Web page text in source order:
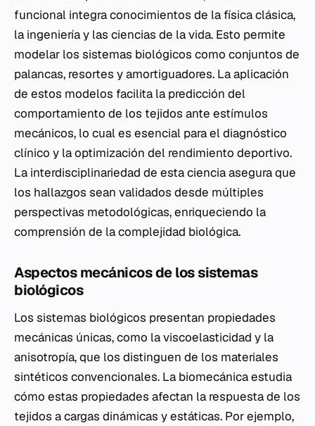
funcional integra conocimientos de la física clásica,
la ingeniería y las ciencias de la vida. Esto permite
modelar los sistemas biológicos como conjuntos de
palancas, resortes y amortiguadores. La aplicación
de estos modelos facilita la predicción del
comportamiento de los tejidos ante estímulos
mecánicos, lo cual es esencial para el diagnóstico
clínico y la optimización del rendimiento deportivo.
La interdisciplinariedad de esta ciencia asegura que
los hallazgos sean validados desde múltiples
perspectivas metodológicas, enriqueciendo la
comprensión de la complejidad biológica.
Aspectos mecánicos de los sistemas
biológicos
Los sistemas biológicos presentan propiedades
mecánicas únicas, como la viscoelasticidad y la
anisotropía, que los distinguen de los materiales
sintéticos convencionales. La biomecánica estudia
cómo estas propiedades afectan la respuesta de los
tejidos a cargas dinámicas y estáticas. Por ejemplo,